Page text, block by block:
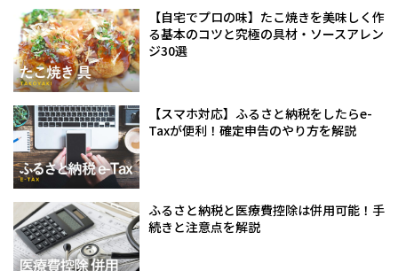
【自宅でプロの味】たこ焼きを美味しく作
る基本のコツと究極の具材・ソースアレン
ジ30選
【スマホ対応】ふるさと納税をしたらe-
Taxが便利！確定申告のやり方を解説
ふるさと納税と医療費控除は併用可能！手
続きと注意点を解説